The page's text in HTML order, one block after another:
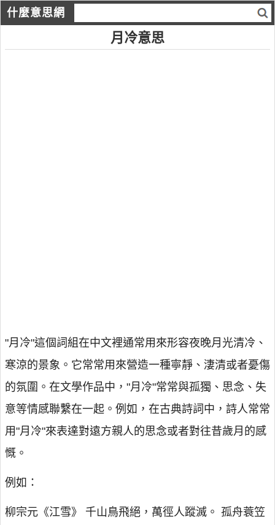
什麼意思網
月冷意思
"月冷"這個詞組在中文裡通常用來形容夜晚月光清冷、
寒涼的景象。它常常用來營造一種寧靜、淒清或者憂傷
的氛圍。在文學作品中，"月冷"常常與孤獨、思念、失
意等情感聯繫在一起。例如，在古典詩詞中，詩人常常
用"月冷"來表達對遠方親人的思念或者對往昔歲月的感
慨。
例如：
柳宗元《江雪》 千山鳥飛絕，萬徑人蹤滅。 孤舟蓑笠